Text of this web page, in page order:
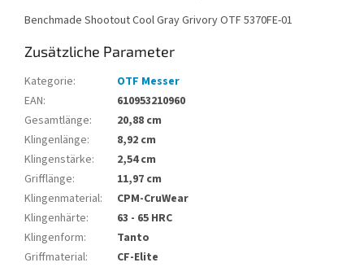
Benchmade Shootout Cool Gray Grivory OTF 5370FE-01
Zusätzliche Parameter
Kategorie:
OTF Messer
EAN:
610953210960
Gesamtlänge:
20,88 cm
Klingenlänge:
8,92 cm
Klingenstärke:
2,54 cm
Grifflänge:
11,97 cm
Klingenmaterial:
CPM-CruWear
Klingenhärte:
63 - 65 HRC
Klingenform:
Tanto
Griffmaterial:
CF-Elite